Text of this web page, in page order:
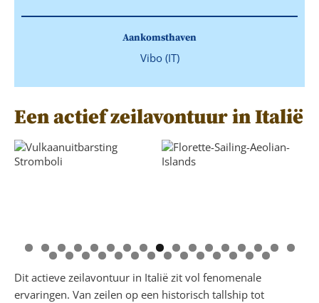
Aankomsthaven
Vibo (IT)
Een actief zeilavontuur in Italië
Dit actieve zeilavontuur in Italië zit vol fenomenale
ervaringen. Van zeilen op een historisch tallship tot